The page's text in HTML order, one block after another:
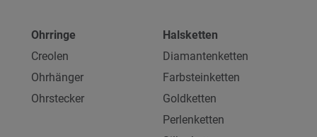
Ohrringe
Creolen
Ohrhänger
Ohrstecker
Halsketten
Diamantenketten
Farbsteinketten
Goldketten
Perlenketten